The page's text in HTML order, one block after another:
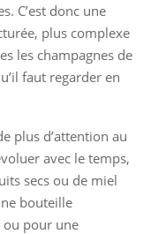
C’est donc une
plus complexe
les champagnes de
faut regarder en
plus d’attention au
avec le temps,
secs ou de miel
bouteille
ou pour une